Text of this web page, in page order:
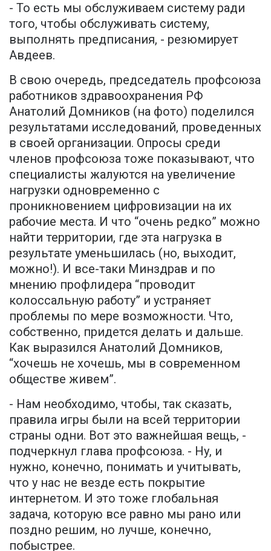
- То есть мы обслуживаем систему ради
того, чтобы обслуживать систему,
выполнять предписания, - резюмирует
Авдеев.
В свою очередь, председатель профсоюза
работников здравоохранения РФ
Анатолий Домников (на фото) поделился
результатами исследований, проведенных
в своей организации. Опросы среди
членов профсоюза тоже показывают, что
специалисты жалуются на увеличение
нагрузки одновременно с
проникновением цифровизации на их
рабочие места. И что “очень редко” можно
найти территории, где эта нагрузка в
результате уменьшилась (но, выходит,
можно!). И все-таки Минздрав и по
мнению профлидера “проводит
колоссальную работу” и устраняет
проблемы по мере возможности. Что,
собственно, придется делать и дальше.
Как выразился Анатолий Домников,
“хочешь не хочешь, мы в современном
обществе живем”.
- Нам необходимо, чтобы, так сказать,
правила игры были на всей территории
страны одни. Вот это важнейшая вещь, -
подчеркнул глава профсоюза. - Ну, и
нужно, конечно, понимать и учитывать,
что у нас не везде есть покрытие
интернетом. И это тоже глобальная
задача, которую все равно мы рано или
поздно решим, но лучше, конечно,
побыстрее.